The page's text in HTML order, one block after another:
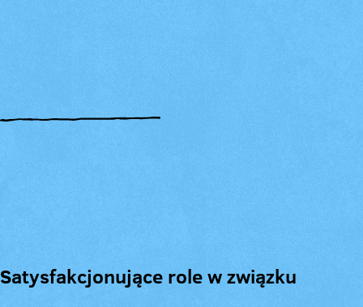
Satysfakcjonujące role w związku